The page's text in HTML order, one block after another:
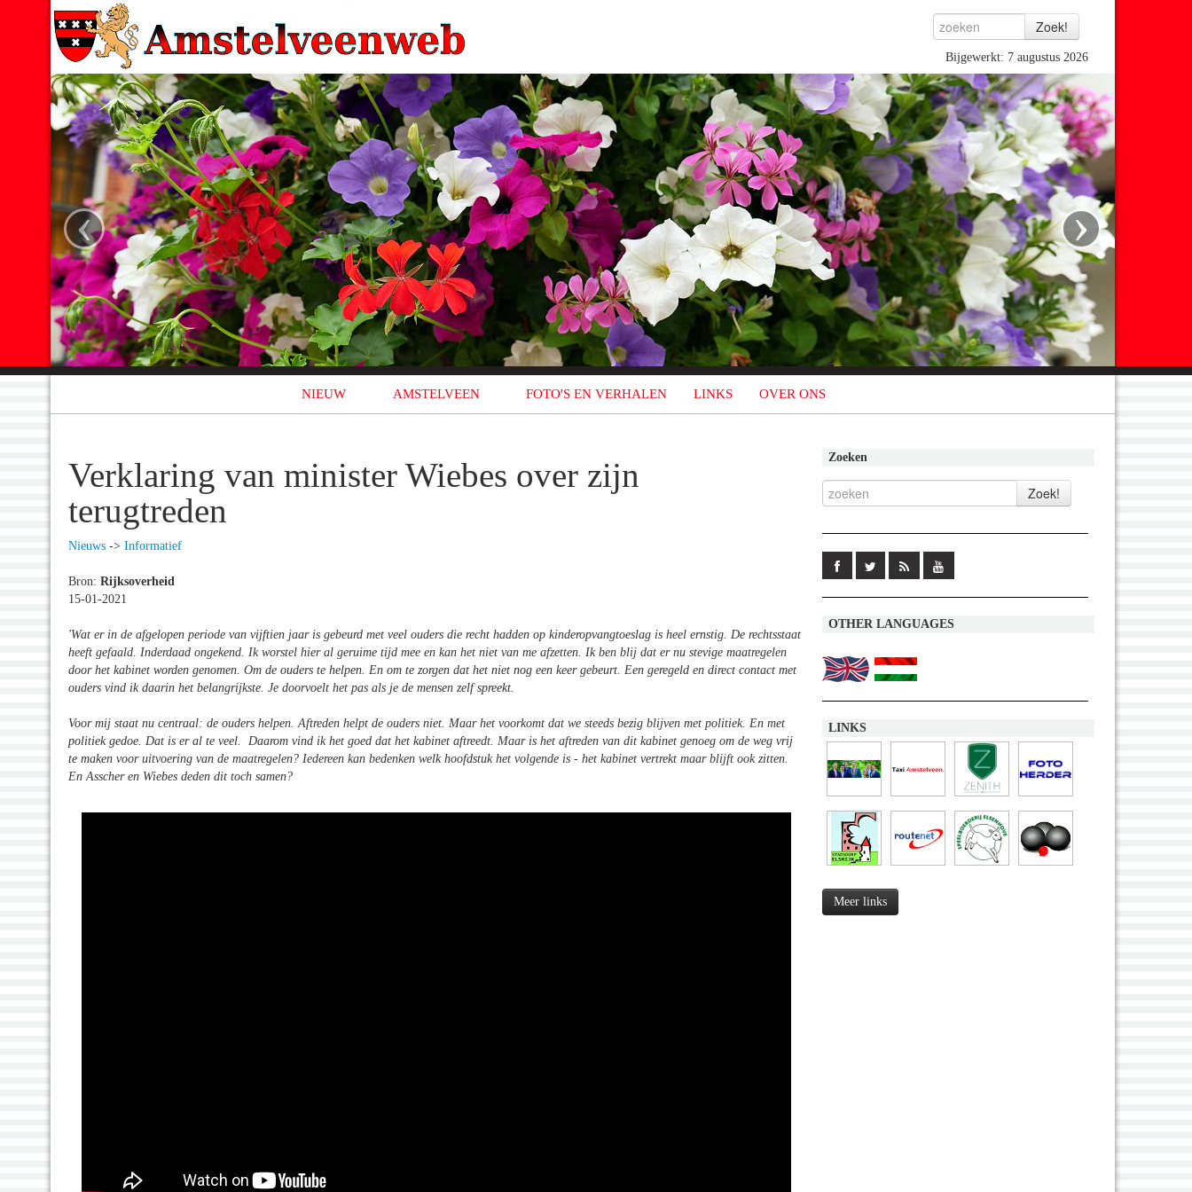
Bijgewerkt: 7 augustus 2026
‹ ›
NIEUW AMSTELVEEN FOTO'S EN VERHALEN LINKS OVER ONS
Verklaring van minister Wiebes over zijn
terugtreden
Nieuws -> Informatief
Bron: Rijksoverheid
15-01-2021
'Wat er in de afgelopen periode van vijftien jaar is gebeurd met veel ouders die recht hadden op kinderopvangtoeslag is heel ernstig. De rechtsstaat
heeft gefaald. Inderdaad ongekend. Ik worstel hier al geruime tijd mee en kan het niet van me afzetten. Ik ben blij dat er nu stevige maatregelen
door het kabinet worden genomen. Om de ouders te helpen. En om te zorgen dat het niet nog een keer gebeurt. Een geregeld en direct contact met
ouders vind ik daarin het belangrijkste. Je doorvoelt het pas als je de mensen zelf spreekt.
Voor mij staat nu centraal: de ouders helpen. Aftreden helpt de ouders niet. Maar het voorkomt dat we steeds bezig blijven met politiek. En met
politiek gedoe. Dat is er al te veel. Daarom vind ik het goed dat het kabinet aftreedt. Maar is het aftreden van dit kabinet genoeg om de weg vrij
te maken voor uitvoering van de maatregelen? Iedereen kan bedenken welk hoofdstuk het volgende is - het kabinet vertrekt maar blijft ook zitten.
En Asscher en Wiebes deden dit toch samen?
Zoeken
OTHER LANGUAGES
LINKS
Meer links